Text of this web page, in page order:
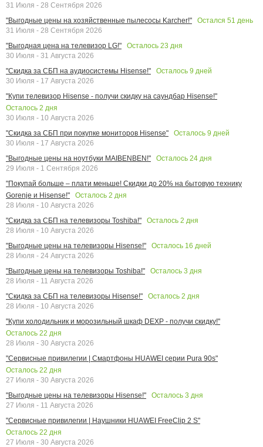
31 Июля - 28 Сентября 2026
"Выгодные цены на хозяйственные пылесосы Karcher!"
Остался 51 день
31 Июля - 28 Сентября 2026
"Выгодная цена на телевизор LG!"
Осталось 23 дня
30 Июля - 31 Августа 2026
"Скидка за СБП на аудиосистемы Hisense!"
Осталось 9 дней
30 Июля - 17 Августа 2026
"Купи телевизор Hisense - получи скидку на саундбар Hisense!"
Осталось 2 дня
30 Июля - 10 Августа 2026
"Скидка за СБП при покупке мониторов Hisense"
Осталось 9 дней
30 Июля - 17 Августа 2026
"Выгодные цены на ноутбуки MAIBENBEN!"
Осталось 24 дня
29 Июля - 1 Сентября 2026
"Покупай больше – плати меньше! Скидки до 20% на бытовую технику
Gorenje и Hisense!"
Осталось 2 дня
28 Июля - 10 Августа 2026
"Скидка за СБП на телевизоры Toshiba!"
Осталось 2 дня
28 Июля - 10 Августа 2026
"Выгодные цены на телевизоры Hisense!"
Осталось 16 дней
28 Июля - 24 Августа 2026
"Выгодные цены на телевизоры Toshiba!"
Осталось 3 дня
28 Июля - 11 Августа 2026
"Скидка за СБП на телевизоры Hisense!"
Осталось 2 дня
28 Июля - 10 Августа 2026
"Купи холодильник и морозильный шкаф DEXP - получи скидку!"
Осталось 22 дня
28 Июля - 30 Августа 2026
"Сервисные привилегии | Смартфоны HUAWEI серии Pura 90s"
Осталось 22 дня
27 Июля - 30 Августа 2026
"Выгодные цены на телевизоры Hisense!"
Осталось 3 дня
27 Июля - 11 Августа 2026
"Сервисные привилегии | Наушники HUAWEI FreeClip 2 S"
Осталось 22 дня
27 Июля - 30 Августа 2026